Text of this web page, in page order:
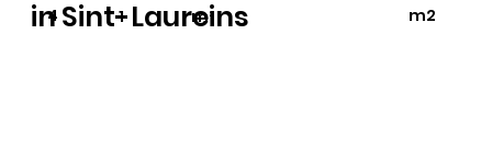
in Sint-Laureins
m2
m²
1
4